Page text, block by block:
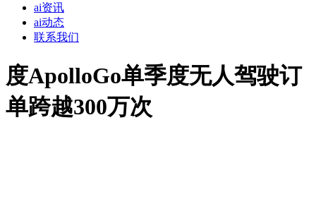
ai资讯
ai动态
联系我们
度ApolloGo单季度无人驾驶订
单跨越300万次